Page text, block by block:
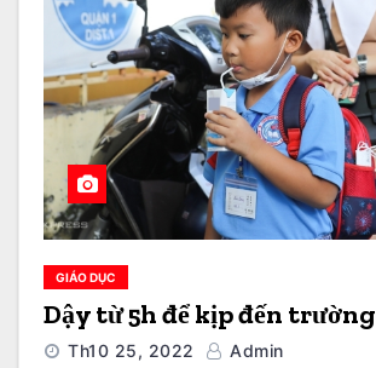
GIÁO DỤC
Dậy từ 5h để kịp đến trường
Th10 25, 2022 Admin